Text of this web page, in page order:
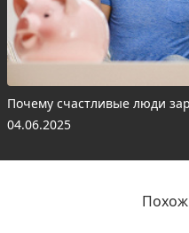
Почему счастливые люди
04.06.2025